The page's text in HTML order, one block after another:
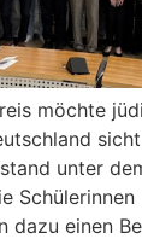
möchte
unter
dazu einen